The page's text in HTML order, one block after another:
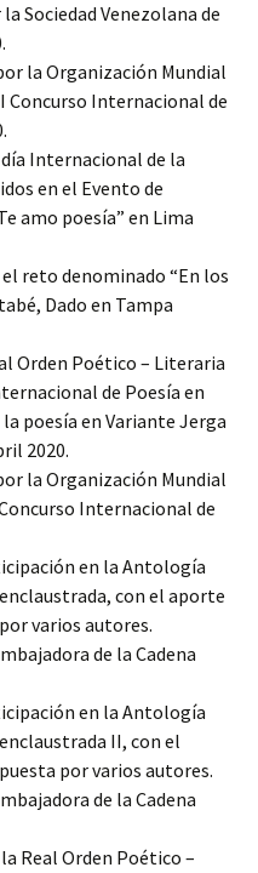
Sociedad Venezolana de
la Organización Mundial
Concurso Internacional de
Internacional de la
en el Evento de
amo poesía” en Lima
reto denominado “En los
Dado en Tampa
Orden Poético – Literaria
de Poesía en
poesía en Variante Jerga
2020.
la Organización Mundial
Internacional de
en la Antología
con el aporte
varios autores.
de la Cadena
en la Antología
II, con el
por varios autores.
de la Cadena
Real Orden Poético –